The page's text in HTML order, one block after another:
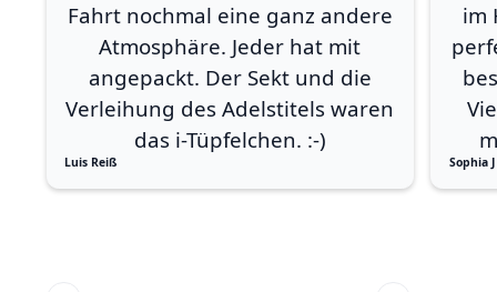
Fahrt nochmal eine ganz andere
Atmosphäre. Jeder hat mit
angepackt. Der Sekt und die
Verleihung des Adelstitels waren
das i-Tüpfelchen. :-)
Luis Reiß
im
Sophia J